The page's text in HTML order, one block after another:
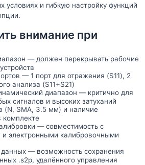
условиях и гибкую настройку функций
внимание при
— должен перекрывать рабочие
— 1 порт для отражения (S11), 2
анализа (S11+S21)
диапазон — критично для
сигналов и высоких затуханий
(N, SMA, 3.5 мм) и наличие
комплекте
— совместимость с
и электронными калибровочными
данных — возможность сохранения
.s2p, удалённого управления